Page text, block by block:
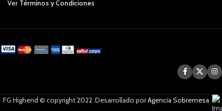
Ver Términos y Condiciones
FG Highend © copyright 2022. Desarrollado porAgencia Sobremesa